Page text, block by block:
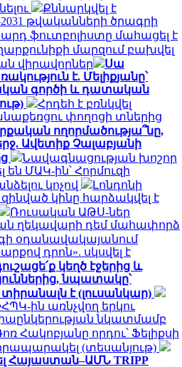
Քննարկվել է
թվականների ծրագրի
ֆուտբոլիստը մահացել է
մարզում բախվել
վիրավորներ
Սա
է. Մելիքյանը՝
գործի և դատական
Հրդեհ է բռնկվել
փողոցի տներից
ողորմածությա՞նը,
Ավետիք Չալաբյանի
Նավագնացության խոշոր
են ՄԱԿ-ին՝ Հորմուզի
կոչով
Լոնդոնի
կինը հարձակվել է
Ռուսական ԱԹՍ-ներ
ղեկավարի դեմ մահափորձ
օդանավակայանում
դրոն». սկսվել է
կեղծ էջերից և
նպատակը՝
է (լուսանկար)
ին առնչվող երկու
նկատմամբ
Հակոբյանը որդու՝ Ֆելիքսի
(տեսանյութ)
Հայաստան–ԱՄՆ TRIPP